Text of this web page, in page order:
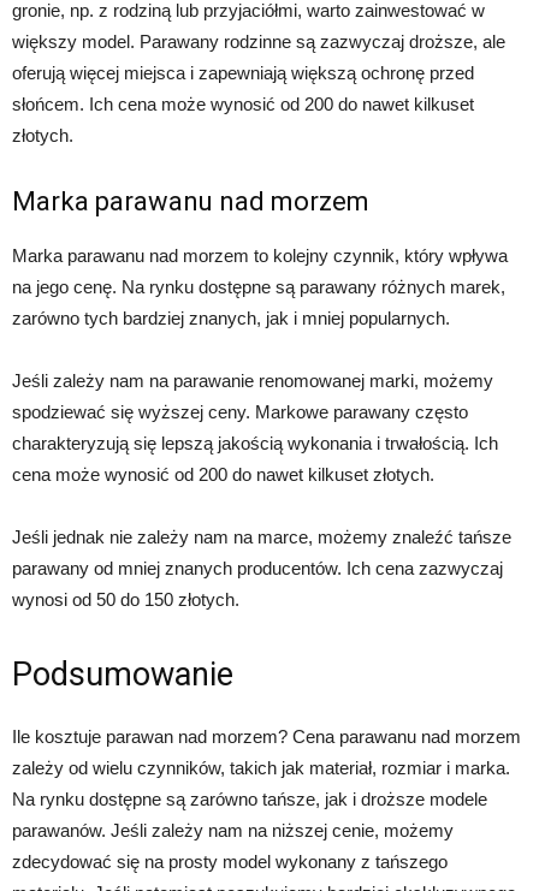
gronie, np. z rodziną lub przyjaciółmi, warto zainwestować w
większy model. Parawany rodzinne są zazwyczaj droższe, ale
oferują więcej miejsca i zapewniają większą ochronę przed
słońcem. Ich cena może wynosić od 200 do nawet kilkuset
złotych.
Marka parawanu nad morzem
Marka parawanu nad morzem to kolejny czynnik, który wpływa
na jego cenę. Na rynku dostępne są parawany różnych marek,
zarówno tych bardziej znanych, jak i mniej popularnych.
Jeśli zależy nam na parawanie renomowanej marki, możemy
spodziewać się wyższej ceny. Markowe parawany często
charakteryzują się lepszą jakością wykonania i trwałością. Ich
cena może wynosić od 200 do nawet kilkuset złotych.
Jeśli jednak nie zależy nam na marce, możemy znaleźć tańsze
parawany od mniej znanych producentów. Ich cena zazwyczaj
wynosi od 50 do 150 złotych.
Podsumowanie
Ile kosztuje parawan nad morzem? Cena parawanu nad morzem
zależy od wielu czynników, takich jak materiał, rozmiar i marka.
Na rynku dostępne są zarówno tańsze, jak i droższe modele
parawanów. Jeśli zależy nam na niższej cenie, możemy
zdecydować się na prosty model wykonany z tańszego